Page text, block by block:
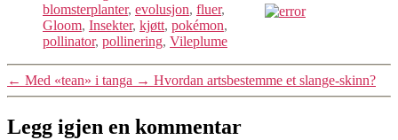
blomsterplanter, evolusjon, fluer,
Gloom, Insekter, kjøtt, pokémon,
pollinator, pollinering, Vileplume
← Med «tean» i tanga → Hvordan artsbestemme et slange-skinn?
Legg igjen en kommentar